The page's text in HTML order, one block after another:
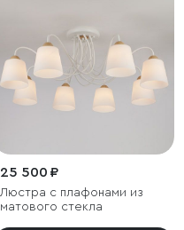
25 500 ₽
Люстра с плафонами из
матового стекла